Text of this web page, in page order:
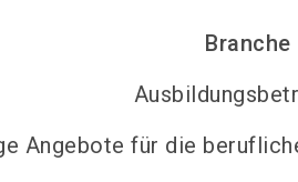
Branche
Angebote für die